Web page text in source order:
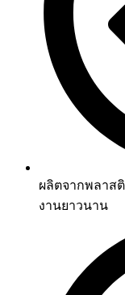
ผลิตจากพลาส
งานยาวนาน